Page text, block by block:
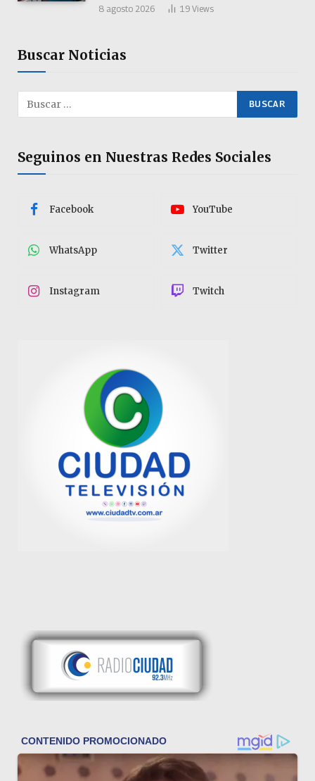
8 agosto 2026 19 Views
Buscar Noticias
Seguinos en Nuestras Redes Sociales
Facebook YouTube
WhatsApp Twitter
Instagram Twitch